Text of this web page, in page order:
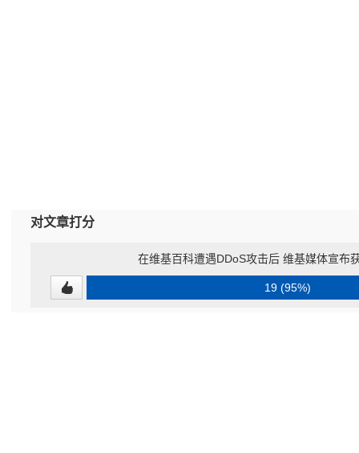
对文章打分
在维基百科遭遇DDoS攻击后 维基媒体宣布
19 (95%)